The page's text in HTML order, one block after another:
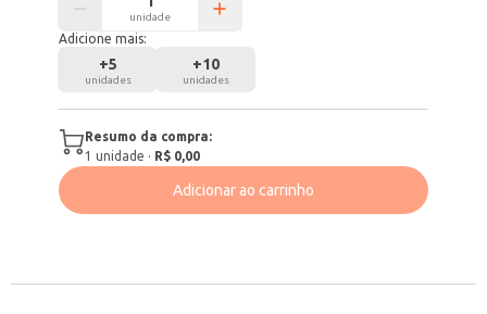
unidade
Adicione mais:
+5
unidades
+10
unidades
Resumo da compra:
1 unidade · R$ 0,00
Adicionar ao carrinho